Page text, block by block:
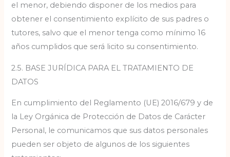
el menor, debiendo disponer de los medios para
obtener el consentimiento explícito de sus padres o
tutores, salvo que el menor tenga como mínimo 16
años cumplidos que será licito su consentimiento.
2.5. BASE JURÍDICA PARA EL TRATAMIENTO DE
DATOS
En cumplimiento del Reglamento (UE) 2016/679 y de
la Ley Orgánica de Protección de Datos de Carácter
Personal, le comunicamos que sus datos personales
pueden ser objeto de algunos de los siguientes